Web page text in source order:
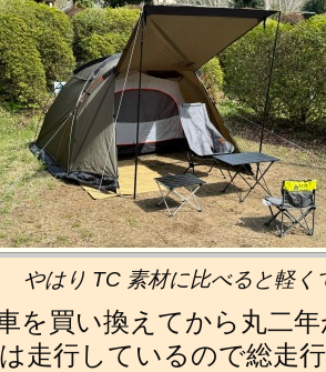
やはり TC 素材に比べると軽く
を買い換えてから丸二
走行しているので総走